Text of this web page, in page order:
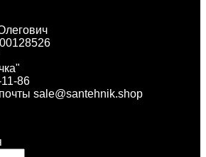
86
sale@santehnik.shop